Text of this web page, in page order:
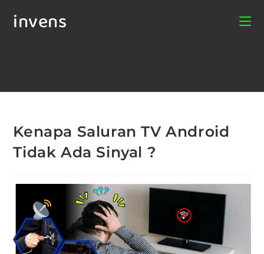
invens
Kenapa Saluran TV Android
Tidak Ada Sinyal ?